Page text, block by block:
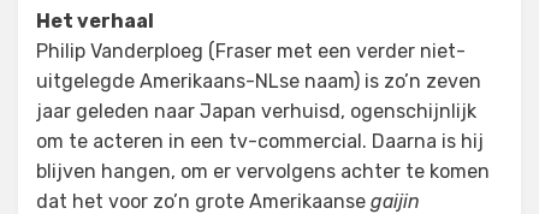
Het verhaal
Philip Vanderploeg (Fraser met een verder niet-
uitgelegde Amerikaans-NLse naam) is zo’n zeven
jaar geleden naar Japan verhuisd, ogenschijnlijk
om te acteren in een tv-commercial. Daarna is hij
blijven hangen, om er vervolgens achter te komen
dat het voor zo’n grote Amerikaanse gaijin